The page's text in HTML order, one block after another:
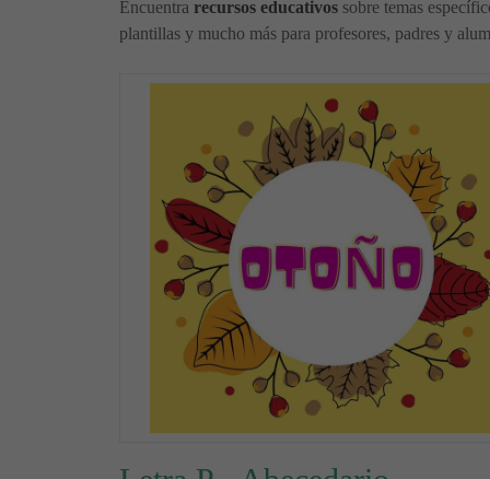
Encuentra recursos educativos sobre temas
plantillas y mucho más para profesores, padres y